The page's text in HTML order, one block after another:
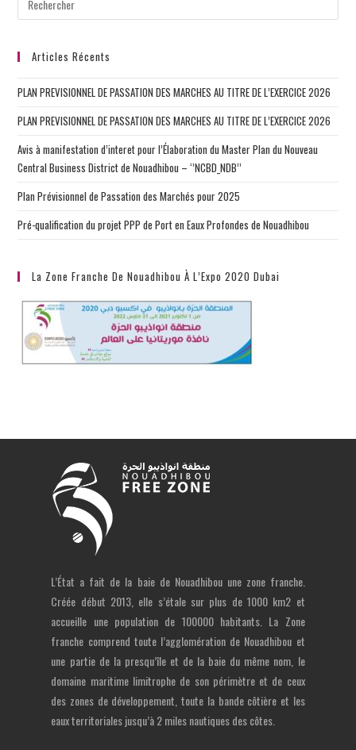
Articles Récents
PLAN PREVISIONNEL DE PASSATION DES MARCHES AU TITRE DE L’EXERCICE 2026
PLAN PREVISIONNEL DE PASSATION DES MARCHES AU TITRE DE L’EXERCICE 2026
Avis à manifestation d’interet pour l’Élaboration du Master Plan du Nouveau
Central Business District de Nouadhibou – ‘’NCBD_NDB’’
Plan Prévisionnel de Passation des Marchés pour 2025
Pré-qualification du projet PPP de Port en Eaux Profondes de Nouadhibou
La Zone Franche De Nouadhibou À L’Expo 2020 Dubai
L’État a fait de la baie de Nouadhibou une zone franche.
Créée début 2013, elle s’étale sur plus de 1000 km2 et
accueille une population de 100000 habitants. La Zone
franche comprend toute l’agglomération de Nouadhibou et
une partie de la presqu’île et de la baie du même nom, le
domaine maritime limitrophe de son périmètre et de ceux
des zones de développement, toute la bande côtière et les
eaux territoriales jusqu’à 2 miles nautiques des côtes.